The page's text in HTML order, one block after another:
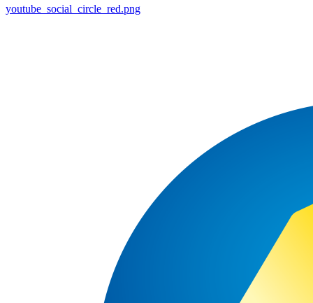
youtube_social_circle_red.png